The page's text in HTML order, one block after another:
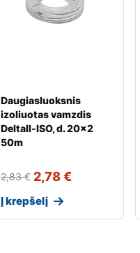
Daugiasluoksnis
izoliuotas vamzdis
Deltall-ISO, d. 20×2
50m
2,83€ 2,78€
Į krepšelį